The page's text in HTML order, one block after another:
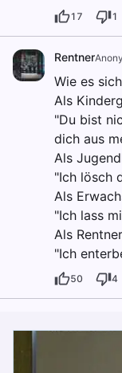
17 1
Rentner
Wie es
Als
"Du bist
dich aus
Als
"Ich lösch
Als
"Ich lass
Als
"Ich
50 4